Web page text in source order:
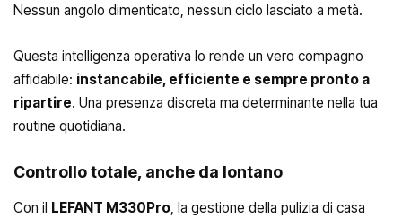
Nessun angolo dimenticato, nessun ciclo lasciato a metà.
Questa intelligenza operativa lo rende un vero compagno
affidabile: instancabile, efficiente e sempre pronto a
ripartire. Una presenza discreta ma determinante nella tua
routine quotidiana.
Controllo totale, anche da lontano
Con il LEFANT M330Pro, la gestione della pulizia di casa